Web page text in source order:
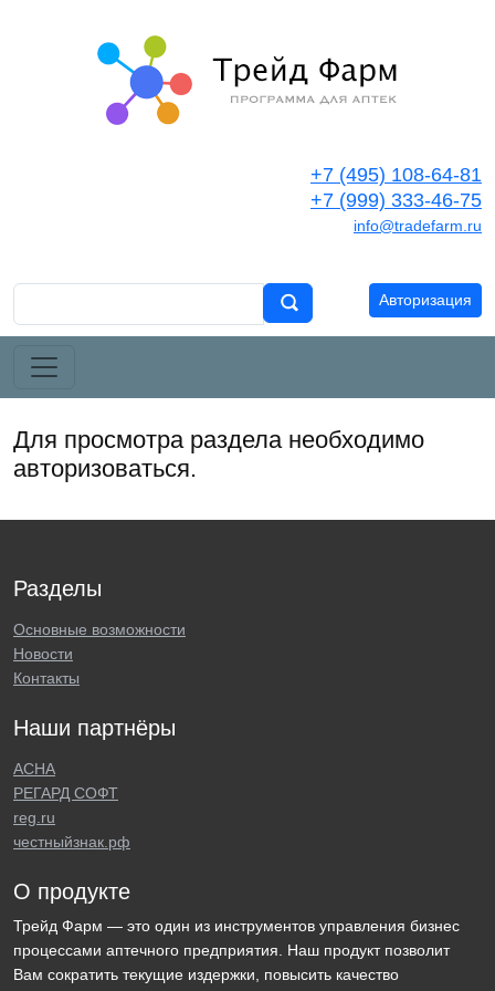
+7 (495) 108-64-81
+7 (999) 333-46-75
info@tradefarm.ru
Авторизация
Для просмотра раздела необходимо
авторизоваться.
Разделы
Основные возможности
Новости
Контакты
Наши партнёры
АСНА
РЕГАРД СОФТ
reg.ru
честныйзнак.рф
О продукте
Трейд Фарм — это один из инструментов управления бизнес
процессами аптечного предприятия. Наш продукт позволит
Вам сократить текущие издержки, повысить качество